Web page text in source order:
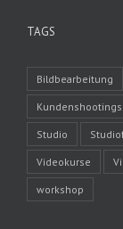
TAGS
Bildbearbeitung
Kundenshootings
Studio
Videokurse
workshop